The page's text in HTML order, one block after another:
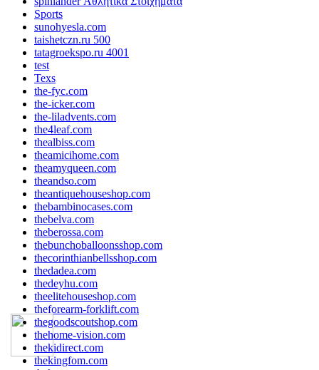
Sports
sunohyesla.com
taishetczn.ru 500
tatagroekspo.ru 4001
test
Texs
the-fyc.com
the-icker.com
the-liladvents.com
the4leaf.com
thealbiss.com
theamicihome.com
theamyqueen.com
theandso.com
theantiquehouseshop.com
thebambinocases.com
thebelva.com
theberossa.com
thebunchoballoonsshop.com
thecorinthianbellsshop.com
thedadea.com
thedeyhu.com
theelitehouseshop.com
theforearm-forklift.com
thegoodscoutshop.com
thehome-vision.com
thekidirect.com
thekingfom.com